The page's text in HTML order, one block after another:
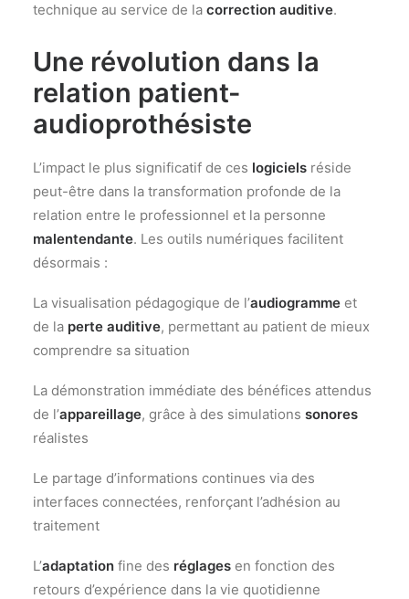
technique au service de la correction auditive.
Une révolution dans la
relation patient-
audioprothésiste
L’impact le plus significatif de ces logiciels réside
peut-être dans la transformation profonde de la
relation entre le professionnel et la personne
malentendante. Les outils numériques facilitent
désormais :
La visualisation pédagogique de l’audiogramme et
de la perte auditive, permettant au patient de mieux
comprendre sa situation
La démonstration immédiate des bénéfices attendus
de l’appareillage, grâce à des simulations sonores
réalistes
Le partage d’informations continues via des
interfaces connectées, renforçant l’adhésion au
traitement
L’adaptation fine des réglages en fonction des
retours d’expérience dans la vie quotidienne